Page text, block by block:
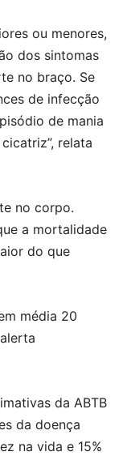
ou menores,
dos sintomas
no braço. Se
de infecção
de mania
relata
no corpo.
a mortalidade
do que
média 20
da ABTB
da doença
na vida e 15%